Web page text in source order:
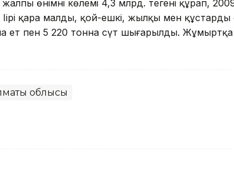
өнімнің көлемі 4,3 млрд. теңгені құрап,
қара малдың, қой-ешкі, жылқы мен
ет пен 5 220 тонна сүт шығарылды. Жұмыртқа
облысы